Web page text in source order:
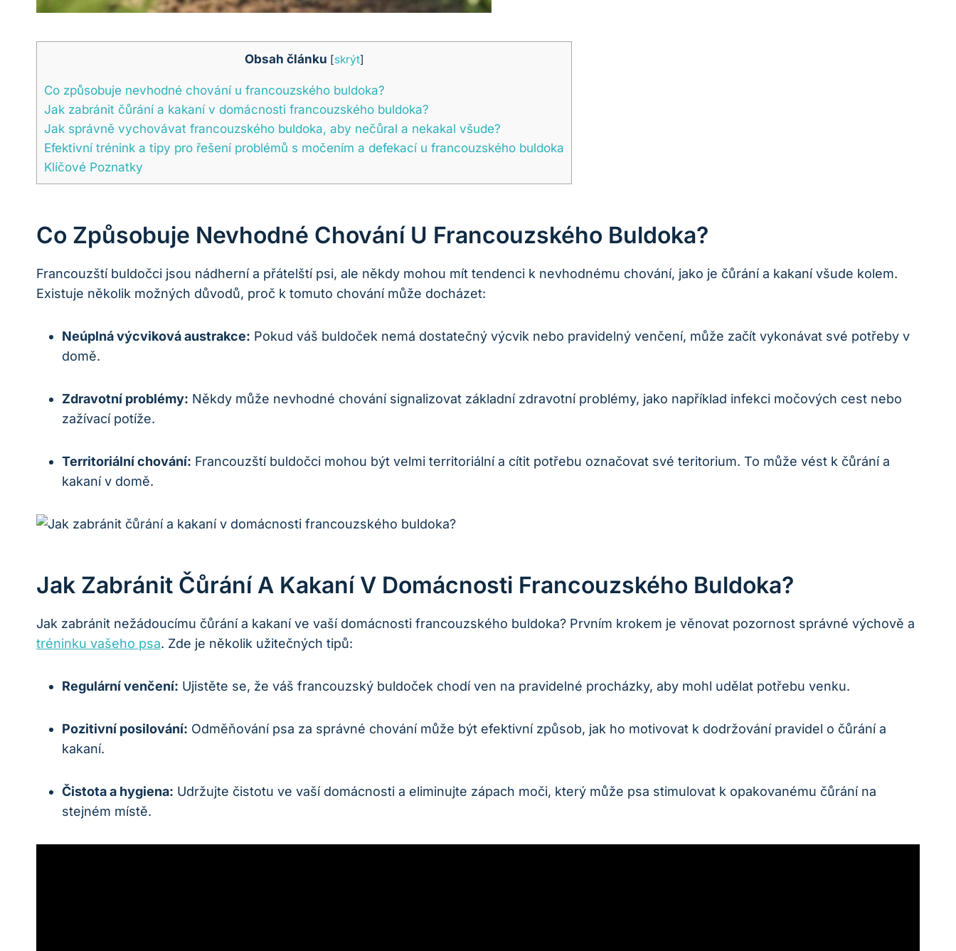
Obsah článku [skrýt]
Co způsobuje ⁣nevhodné chování ⁣u francouzského ‍buldoka?
Jak ⁣zabránit čůrání⁢ a kakaní ‌v domácnosti francouzského ‍buldoka?
Jak správně vychovávat francouzského buldoka, aby nečůral a ‌nekakal​ všude?
Efektivní trénink a⁢ tipy pro řešení problémů s močením a defekací ​u francouzského buldoka
Klíčové‍ Poznatky
Co Způsobuje ⁣nevhodné Chování ⁣u Francouzského ‍buldoka?
Francouzští buldočci jsou nádherní a přátelští psi, ale někdy mohou mít⁢ tendenci k nevhodnému chování, jako je čůrání a kakaní všude kolem.
Existuje několik ‍možných důvodů, proč ‌k tomuto chování může ⁤docházet:
Neúplná ⁣výcviková austrakce: ⁣Pokud váš buldoček nemá dostatečný výcvik nebo⁣ pravidelný venčení, může začít​ vykonávat své potřeby v
domě.
Zdravotní problémy: Někdy‌ může nevhodné chování signalizovat základní zdravotní problémy, jako například infekci ⁢močových⁤ cest nebo
zažívací potíže.
Territoriální chování: ⁣Francouzští buldočci mohou‍ být velmi ​territoriální a cítit potřebu označovat své teritorium. To​ může​ vést k⁤ čůrání a
kakaní v domě.
Jak ⁣zabránit Čůrání⁢ A Kakaní ‌v Domácnosti Francouzského ‍buldoka?
Jak zabránit nežádoucímu čůrání⁤ a kakaní ve vaší domácnosti francouzského buldoka? Prvním krokem je věnovat pozornost ‍správné výchově ⁣a
tréninku vašeho psa. Zde je několik užitečných tipů:
Regulární ⁣venčení: Ujistěte se,‌ že váš francouzský buldoček chodí ven na ⁣pravidelné ‍procházky, aby mohl udělat potřebu venku.
Pozitivní posilování: Odměňování‍ psa za správné chování může být efektivní způsob, jak ho motivovat k ‌dodržování pravidel o čůrání⁤ a
kakaní.
Čistota a ​hygiena: Udržujte čistotu ‍ve ‍vaší domácnosti a eliminujte zápach moči, který může psa stimulovat k opakovanému čůrání ‌na
stejném místě.